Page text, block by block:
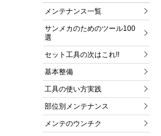
メンテナンス一覧
サンメカのためのツール100
選
セット工具の次はこれ!!
基本整備
工具の使い方実践
部位別メンテナンス
メンテのウンチク